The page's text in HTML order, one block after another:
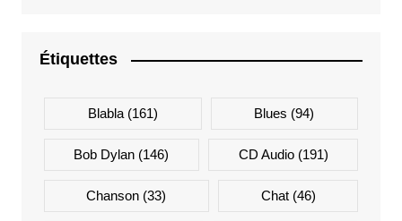
Étiquettes
Blabla(161) Blues (94)
Bob Dylan (146) CD Audio(191)
Chanson (33) Chat(46)